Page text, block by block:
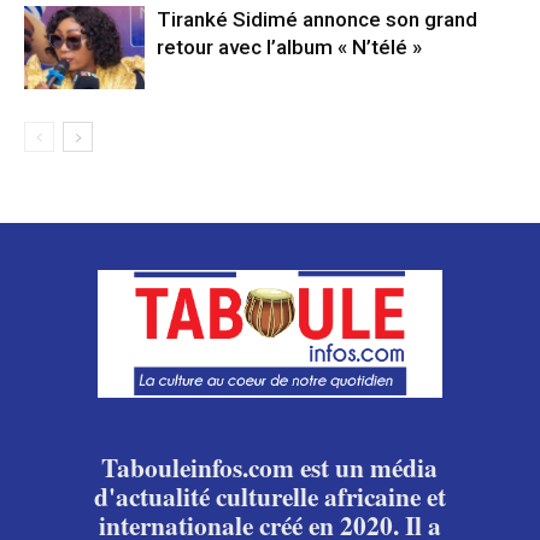
Tiranké Sidimé annonce son grand
retour avec l’album « N’télé »
Tabouleinfos.com est un média
d'actualité culturelle africaine et
internationale créé en 2020. Il a